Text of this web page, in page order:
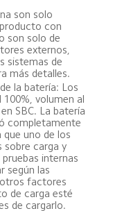
son solo
con
son solo de
externos,
sistemas de
más detalles.
la batería: Los
volumen al
SBC. La batería
completamente
que uno de los
sobre carga y
internas
según las
otros factores
de carga esté
de cargarlo.